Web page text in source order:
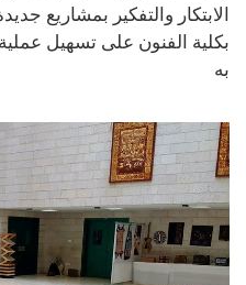
الابتكار والتفكير بمشاريع
بكلية الفنون على تسهيل
به